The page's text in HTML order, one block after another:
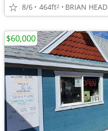
8/6 464ft2 BRIAN HEAD
$60,000